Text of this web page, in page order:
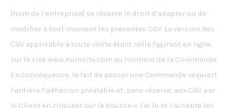
[nom de l’entreprise] se réserve le droit d’adapter ou de
modifier à tout moment les présentes CGV. La version des
CGV applicable à toute vente étant celle figurant en ligne
sur le site www.monsite.com au moment de la Commande.
En conséquence, le fait de passer une Commande requiert
l’entière l’adhésion préalable et, sans réserve, aux CGV par
le Client en cliquant sur le bouton « J’ai lu et j’accepte les